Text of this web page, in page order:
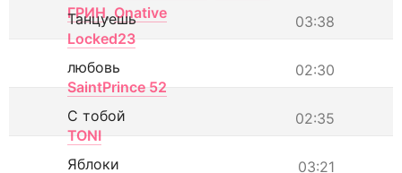
ГРИН, Onative 03:38
Танцуешь
Locked23
02:30
любовь
SaintPrince 52
02:35
С тобой
TONI
03:21
Яблоки